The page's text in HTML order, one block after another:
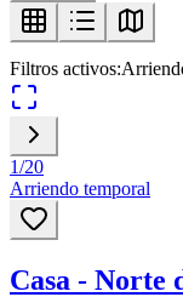
Filtros activos:
1/20
Arriendo temporal
Casa - Norte